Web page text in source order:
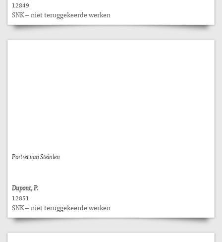
12849
SNK – niet teruggekeerde werken
Portret van Steinlen
Dupont, P.
12851
SNK – niet teruggekeerde werken